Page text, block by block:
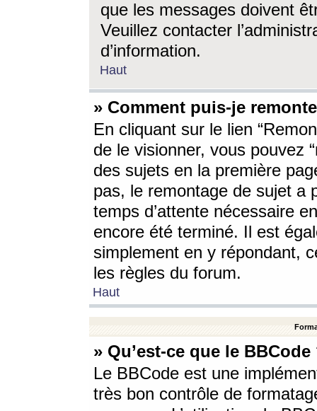
que les messages doivent
Veuillez contacter
d’information.
Haut
» Comment puis-je
En cliquant sur le lien
de le visionner, vous pouvez
des sujets en la première
pas, le remontage de sujet a
temps d’attente nécessaire
encore été terminé. Il est
simplement en y répondant,
les règles du forum.
Haut
» Qu’est-ce que le BBCode
Le BBCode est une
très bon contrôle de